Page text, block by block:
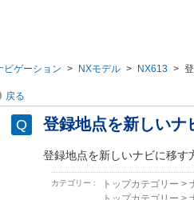
ビゲーション > NXモデル > NX613 >
戻る
登録地点を新しいナ
登録地点を新しいナビに移す
カテゴリー : トップカテゴリー >